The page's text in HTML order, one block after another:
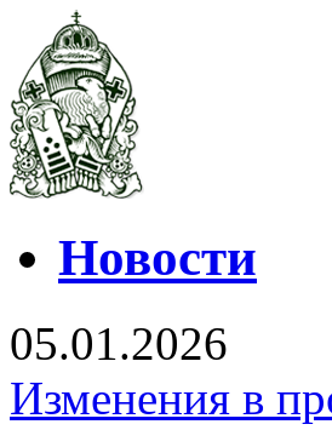
Новости
05.01.2026
Изменения в